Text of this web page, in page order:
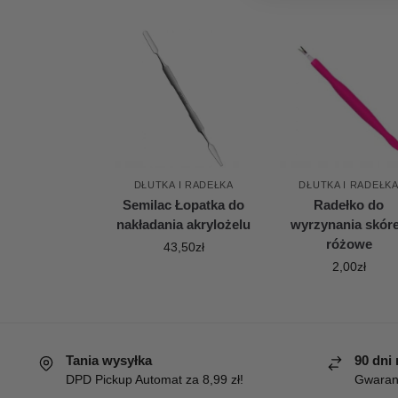
DŁUTKA I RADEŁKA
Semilac Łopatka do
nakładania akrylożelu
43,50zł
DŁUTKA I RADEŁKA
Radełko do
wyrzynania
różowe
2,00zł
Tania wysyłka
DPD Pickup Automat za 8,99 zł!
90 dni